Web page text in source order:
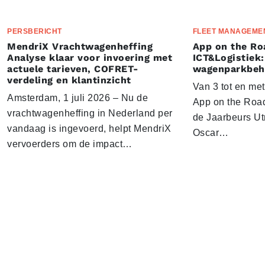
PERSBERICHT
MendriX Vrachtwagenheffing
Analyse klaar voor invoering met
actuele tarieven, COFRET-
verdeling en klantinzicht
Amsterdam, 1 juli 2026 – Nu de
vrachtwagenheffing in Nederland per
vandaag is ingevoerd, helpt MendriX
vervoerders om de impact…
FLEET
App on the
Van 3 tot en
App on the
de Jaarbeurs
Oscar…